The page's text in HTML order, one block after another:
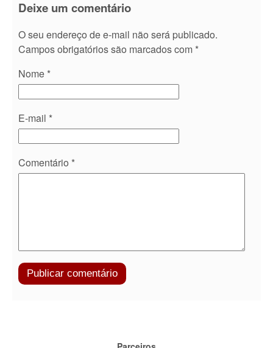
Deixe um comentário
O seu endereço de e-mail não será publicado.
Campos obrigatórios são marcados com *
Nome *
E-mail *
Comentário *